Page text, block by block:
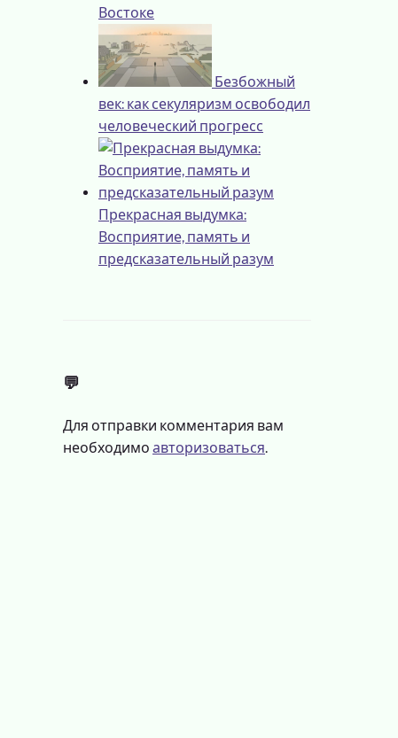
Востоке
Безбожный
век: как секуляризм освободил
человеческий прогресс
Прекрасная выдумка:
Восприятие, память и
предсказательный разум
💬
Для отправки комментария вам
необходимо авторизоваться.